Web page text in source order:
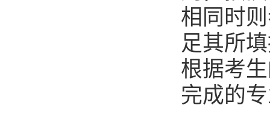
相同时
足其所
根据考
完成的